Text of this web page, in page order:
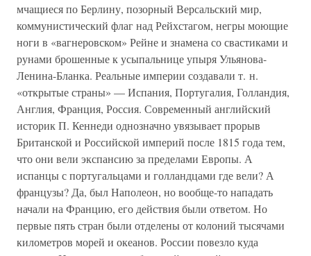
мчащиеся по Берлину, позорный Версальский мир,
коммунистический флаг над Рейхстагом, негры моющие
ноги в «вагнеровском» Рейне и знамена со свастиками и
рунами брошенные к усыпальнице упыря Ульянова-
Ленина-Бланка. Реальные империи создавали т. н.
«открытые страны» — Испания, Португалия, Голландия,
Англия, Франция, Россия. Современный английский
историк П. Кеннеди однозначно увязывает прорыв
Британской и Российской империй после 1815 года тем,
что они вели экспансию за пределами Европы. А
испанцы с португальцами и голландцами где вели? А
французы? Да, был Наполеон, но вообще-то нападать
начали на Францию, его действия были ответом. Но
первые пять стран были отделены от колоний тысячами
километров морей и океанов. России повезло куда